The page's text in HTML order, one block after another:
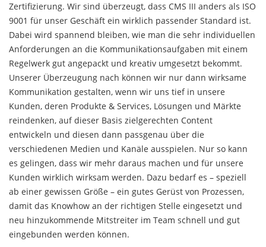
Zertifizierung. Wir sind überzeugt, dass CMS III anders als ISO
9001 für unser Geschäft ein wirklich passender Standard ist.
Dabei wird spannend bleiben, wie man die sehr individuellen
Anforderungen an die Kommunikationsaufgaben mit einem
Regelwerk gut angepackt und kreativ umgesetzt bekommt.
Unserer Überzeugung nach können wir nur dann wirksame
Kommunikation gestalten, wenn wir uns tief in unsere
Kunden, deren Produkte & Services, Lösungen und Märkte
reindenken, auf dieser Basis zielgerechten Content
entwickeln und diesen dann passgenau über die
verschiedenen Medien und Kanäle ausspielen. Nur so kann
es gelingen, dass wir mehr daraus machen und für unsere
Kunden wirklich wirksam werden. Dazu bedarf es – speziell
ab einer gewissen Größe – ein gutes Gerüst von Prozessen,
damit das Knowhow an der richtigen Stelle eingesetzt und
neu hinzukommende Mitstreiter im Team schnell und gut
eingebunden werden können.